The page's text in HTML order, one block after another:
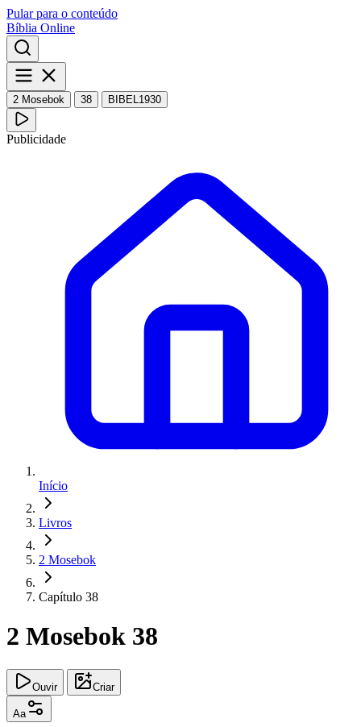
Pular para o conteúdo
Bíblia Online
2 Mosebok 38 BIBEL1930
Publicidade
Início
Livros
2 Mosebok
Capítulo 38
2 Mosebok 38
Ouvir Criar
Aa